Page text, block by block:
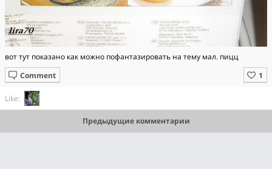
вот тут показано как можно пофантазировать на тему мал. пицц
Comment
Like:
Предыдущие комментарии